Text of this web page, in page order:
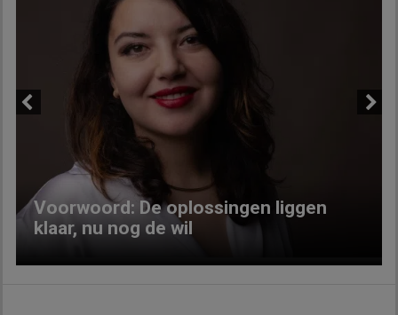
Voorwoord: De oplossingen liggen
klaar, nu nog de wil